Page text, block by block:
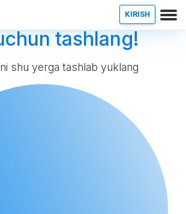
KIRISH
tashlang!
shu yerga tashlab yuklang